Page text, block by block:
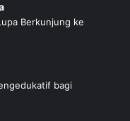
Berkunjung ke
bagi